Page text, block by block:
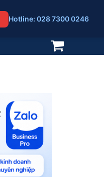
Hotline: 028 7300 0246